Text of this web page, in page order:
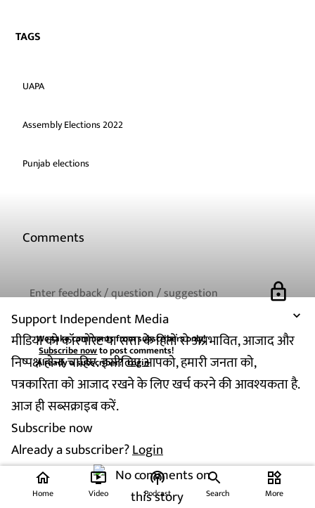
Support Independent Media
मीडिया को कॉरपोरेट या सत्ता के हितों से अप्रभावित, आजाद और
निष्पक्ष होना चाहिए. इसीलिए आपको, हमारी जनता को,
पत्रकारिता को आजाद रखने के लिए खर्च करने की आवश्यकता है.
आज ही सब्सक्राइब करें.
Subscribe now
Already a subscriber?Login
TAGS
UAPA
Assembly Elections 2022
Punjab elections
Comments
lock
We take comments from subscribers only!
Subscribe nowto post comments!
Already a subscriber?Login
home
Home
ondemand_video
Video
podcasts
Podcast Search
widgets
More